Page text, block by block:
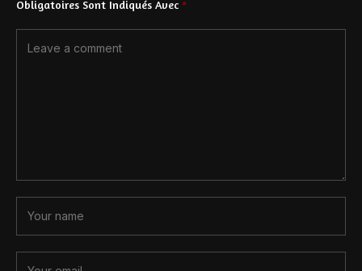
Obligatoires Sont Indiqués Avec *